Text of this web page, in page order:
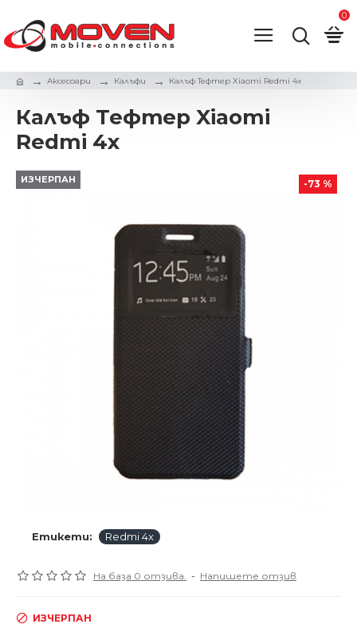
0
Аксесоари Калъфи Калъф Тефтер Xiaomi Redmi 4x
Калъф Тефтер Xiaomi
Redmi 4x
-73 %
ИЗЧЕРПАН
Етикети: Redmi 4x
На база 0 отзива. - Напишете отзив
ИЗЧЕРПАН